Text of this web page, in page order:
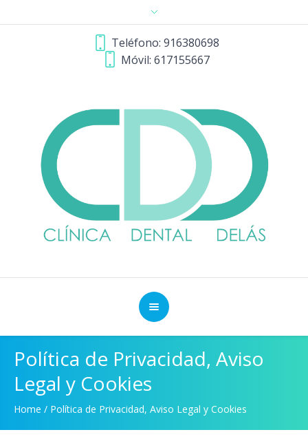
Teléfono: 916380698
Móvil: 617155667
Política de Privacidad, Aviso
Legal y Cookies
Home / Política de Privacidad, Aviso Legal y Cookies